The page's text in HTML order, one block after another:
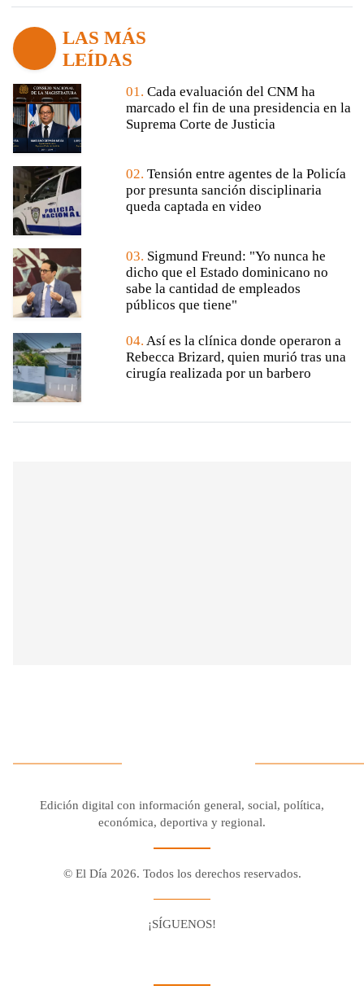
LAS MÁS
LEÍDAS
01. Cada evaluación del CNM ha
marcado el fin de una presidencia en la
Suprema Corte de Justicia
02. Tensión entre agentes de la Policía
por presunta sanción disciplinaria
queda captada en video
03. Sigmund Freund: "Yo nunca he
dicho que el Estado dominicano no
sabe la cantidad de empleados
públicos que tiene"
04. Así es la clínica donde operaron a
Rebecca Brizard, quien murió tras una
cirugía realizada por un barbero
Edición digital con información general, social, política,
económica, deportiva y regional.
© El Día 2026. Todos los derechos reservados.
¡SÍGUENOS!